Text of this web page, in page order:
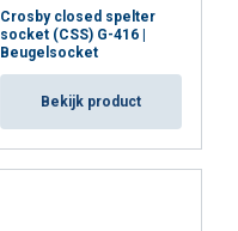
Crosby closed spelter
socket (CSS) G-416 |
Beugelsocket
Bekijk product